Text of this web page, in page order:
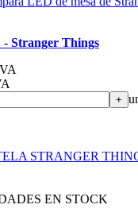
Stranger Things
+
EN STOCK